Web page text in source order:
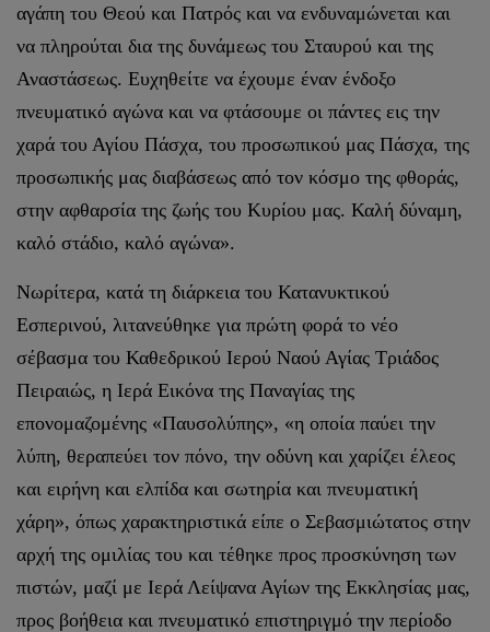
αγάπη του Θεού και Πατρός και να ενδυναμώνεται και
να πληρούται δια της δυνάμεως του Σταυρού και της
Αναστάσεως. Ευχηθείτε να έχουμε έναν ένδοξο
πνευματικό αγώνα και να φτάσουμε οι πάντες εις την
χαρά του Αγίου Πάσχα, του προσωπικού μας Πάσχα, της
προσωπικής μας διαβάσεως από τον κόσμο της φθοράς,
στην αφθαρσία της ζωής του Κυρίου μας. Καλή δύναμη,
καλό στάδιο, καλό αγώνα».
Νωρίτερα, κατά τη διάρκεια του Κατανυκτικού
Εσπερινού, λιτανεύθηκε για πρώτη φορά το νέο
σέβασμα του Καθεδρικού Ιερού Ναού Αγίας Τριάδος
Πειραιώς, η Ιερά Εικόνα της Παναγίας της
επονομαζομένης «Παυσολύπης», «η οποία παύει την
λύπη, θεραπεύει τον πόνο, την οδύνη και χαρίζει έλεος
και ειρήνη και ελπίδα και σωτηρία και πνευματική
χάρη», όπως χαρακτηριστικά είπε ο Σεβασμιώτατος στην
αρχή της ομιλίας του και τέθηκε προς προσκύνηση των
πιστών, μαζί με Ιερά Λείψανα Αγίων της Εκκλησίας μας,
προς βοήθεια και πνευματικό επιστηριγμό την περίοδο